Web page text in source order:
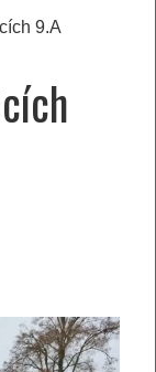
9.A